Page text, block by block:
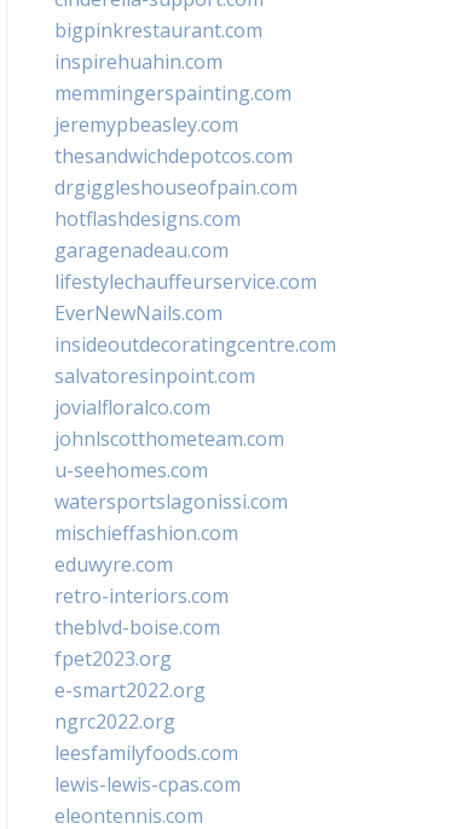
bigpinkrestaurant.com
inspirehuahin.com
memmingerspainting.com
jeremypbeasley.com
thesandwichdepotcos.com
drgiggleshouseofpain.com
hotflashdesigns.com
garagenadeau.com
lifestylechauffeurservice.com
EverNewNails.com
insideoutdecoratingcentre.com
salvatoresinpoint.com
jovialfloralco.com
johnlscotthometeam.com
u-seehomes.com
watersportslagonissi.com
mischieffashion.com
eduwyre.com
retro-interiors.com
theblvd-boise.com
fpet2023.org
e-smart2022.org
ngrc2022.org
leesfamilyfoods.com
lewis-lewis-cpas.com
eleontennis.com